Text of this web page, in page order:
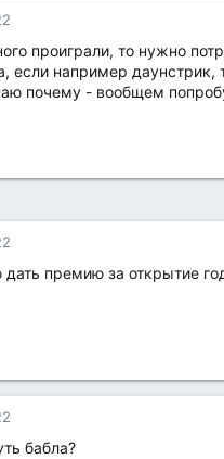
проиграли, то нужно
если например
почему - вообщем
премию за открытие
бабла?